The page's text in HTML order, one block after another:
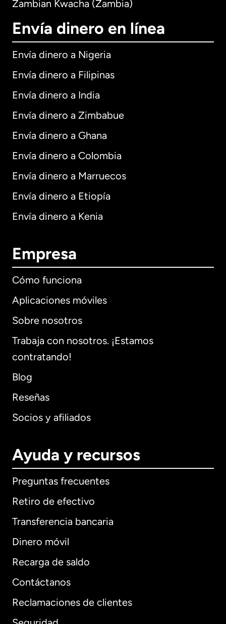
Zambian Kwacha (Zambia)
Envía dinero en línea
Envía dinero a Nigeria
Envía dinero a Filipinas
Envía dinero a India
Envía dinero a Zimbabue
Envía dinero a Ghana
Envía dinero a Colombia
Envía dinero a Marruecos
Envía dinero a Etiopía
Envía dinero a Kenia
Empresa
Cómo funciona
Aplicaciones móviles
Sobre nosotros
Trabaja con nosotros. ¡Estamos
contratando!
Blog
Reseñas
Socios y afiliados
Ayuda y recursos
Preguntas frecuentes
Retiro de efectivo
Transferencia bancaria
Dinero móvil
Recarga de saldo
Contáctanos
Reclamaciones de clientes